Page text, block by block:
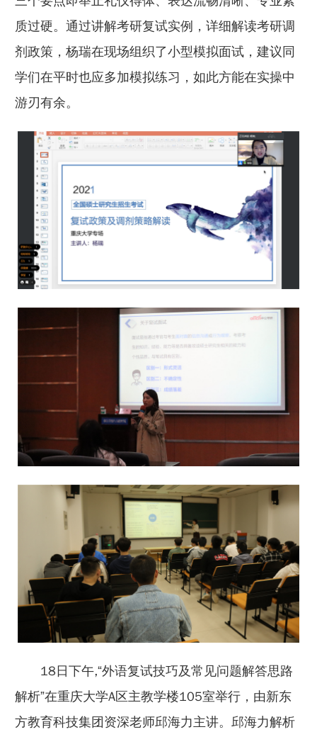
质过硬。通过讲解考研复试实例，详细解读考研调
剂政策，杨瑞在现场组织了小型模拟面试，建议同
学们在平时也应多加模拟练习，如此方能在实操中
游刃有余。
18日下午,“外语复试技巧及常见问题解答思路
解析”在重庆大学A区主教学楼105室举行，由新东
方教育科技集团资深老师邱海力主讲。邱海力解析